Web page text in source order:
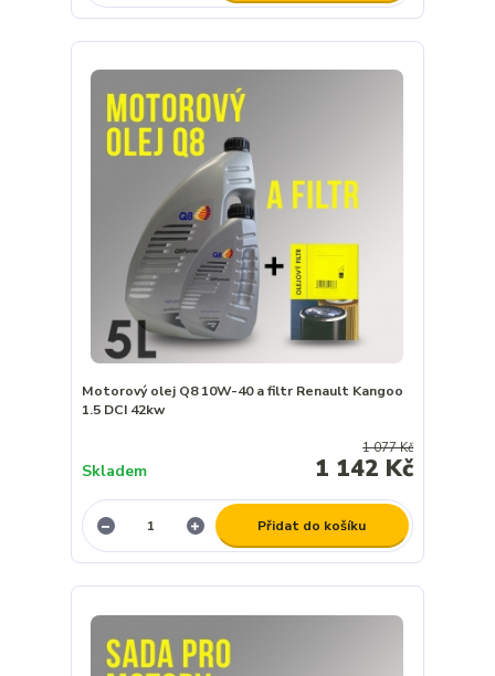
Motorový olej Q8 10W-40 a filtr Renault Kangoo
1.5 DCI 42kw
1 077 Kč
1 142 Kč
Skladem
Přidat do košíku